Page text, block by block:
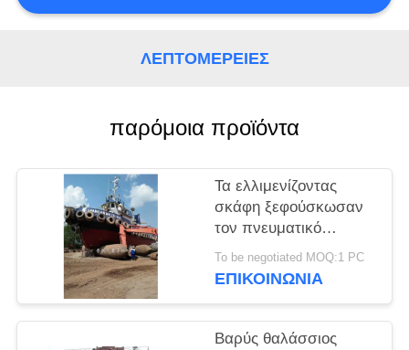
ΛΕΠΤΟΜΈΡΕΙΕΣ
παρόμοια προϊόντα
Τα ελλιμενίζοντας
σκάφη ξεφούσκωσαν
τον πνευματικό
θαλάσσιο λαστιχένιο
αερόσακο
To be negotiated MOQ:1 PC
ΕΠΙΚΟΙΝΩΝΙΑ
Βαρύς θαλάσσιος